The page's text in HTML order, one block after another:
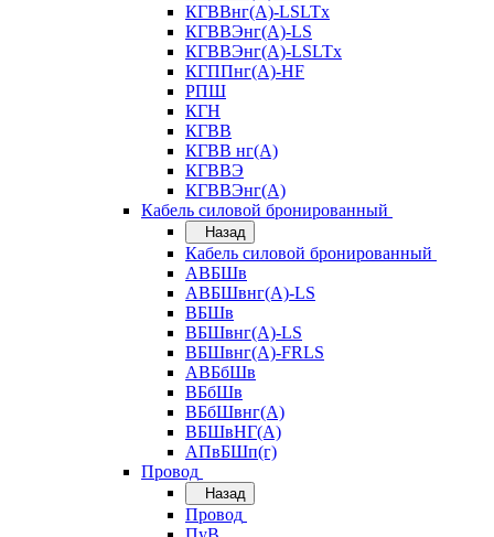
КГВВнг(А)-LSLTx
КГВВЭнг(А)-LS
КГВВЭнг(А)-LSLTx
КГППнг(А)-HF
РПШ
КГН
КГВВ
КГВВ нг(А)
КГВВЭ
КГВВЭнг(А)
Кабель силовой бронированный
Назад
Кабель силовой бронированный
АВБШв
АВБШвнг(А)-LS
ВБШв
ВБШвнг(А)-LS
ВБШвнг(А)-FRLS
АВБбШв
ВБбШв
ВБбШвнг(А)
ВБШвНГ(А)
АПвБШп(г)
Провод
Назад
Провод